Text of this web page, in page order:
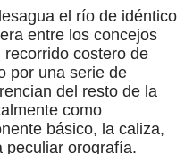
el río de idéntico
entre los concejos
costero de
por una serie de
del resto de la
como
básico, la caliza,
peculiar orografía.